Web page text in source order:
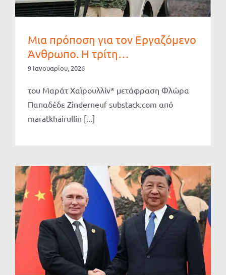
Μια πρόποση για τον Εργαζόμενο
Άνθρωπο. Η τρίτη…
9 Ιανουαρίου, 2026
του Μαράτ Χαϊρουλλίν* μετάφραση Φλώρα
Παπαδέδε Zinderneuf substack.com από
maratkhairullin [...]